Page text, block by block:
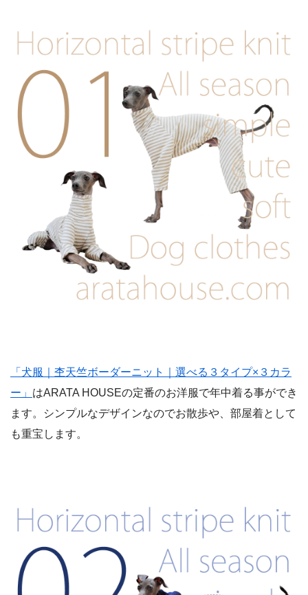
「犬服｜杢天竺ボーダーニット｜選べる３タイプ×３カラ
ー」 はARATA HOUSEの定番のお洋服で年中着る事ができ
ます。シンプルなデザインなのでお散歩や、部屋着として
も重宝します。